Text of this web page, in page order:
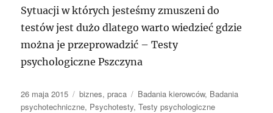
Sytuacji w których jesteśmy zmuszeni do
testów jest dużo dlatego warto wiedzieć gdzie
można je przeprowadzić – Testy
psychologiczne Pszczyna
Data
publikacji
26 maja 2015 Kategorie
biznes,praca Tagi
Badania kierowców, Badania
psychotechniczne, Psychotesty,Testy psychologiczne